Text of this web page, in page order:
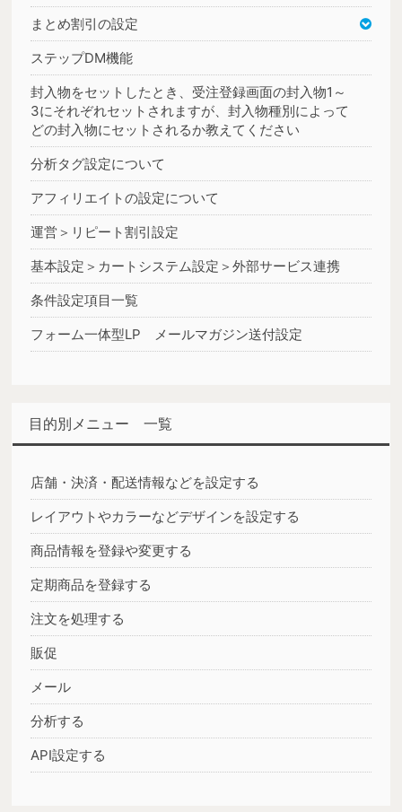
まとめ割引の設定
ステップDM機能
封入物をセットしたとき、受注登録画面の封入物1～
3にそれぞれセットされますが、封入物種別によって
どの封入物にセットされるか教えてください
分析タグ設定について
アフィリエイトの設定について
運営＞リピート割引設定
基本設定＞カートシステム設定＞外部サービス連携
条件設定項目一覧
フォーム一体型LP メールマガジン送付設定
目的別メニュー 一覧
店舗・決済・配送情報などを設定する
レイアウトやカラーなどデザインを設定する
商品情報を登録や変更する
定期商品を登録する
注文を処理する
販促
メール
分析する
API設定する